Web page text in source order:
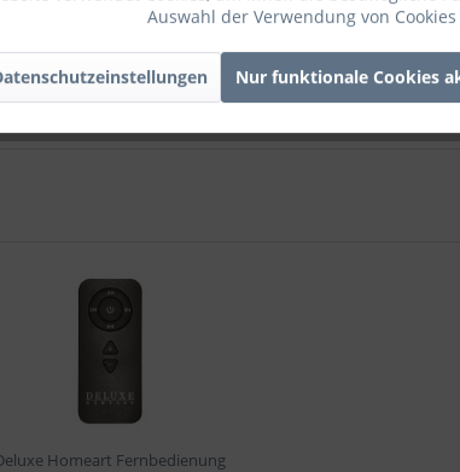
Homeart Fernbedienung
Auswahl der Verwendung von
Nur funktionale Cookies